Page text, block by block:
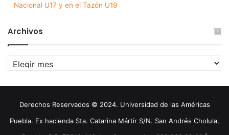
Nacional U17 y en el Tazón U19
Archivos
Archivos
Derechos Reservados © 2024. Universidad de las Américas
Puebla. Ex hacienda Sta. Catarina Mártir S/N. San Andrés Cholula,